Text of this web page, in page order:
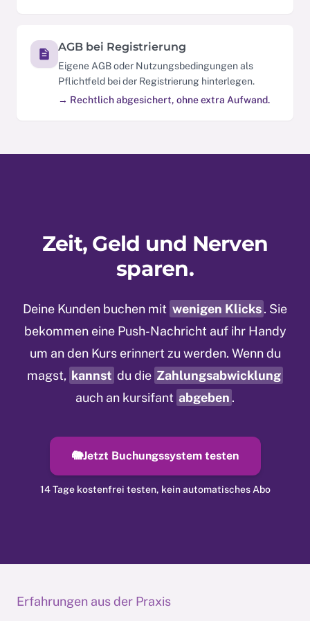
AGB bei Registrierung
Eigene AGB oder Nutzungsbedingungen als
Pflichtfeld bei der Registrierung hinterlegen.
→ Rechtlich abgesichert, ohne extra Aufwand.
Zeit, Geld und Nerven
sparen.
Deine Kunden buchen mit wenigen Klicks . Sie
bekommen eine Push-Nachricht auf ihr Handy
um an den Kurs erinnert zu werden. Wenn du
magst, kannst du die Zahlungsabwicklung
auch an kursifant abgeben .
🐘Jetzt Buchungssystem testen
14 Tage kostenfrei testen, kein automatisches Abo
Erfahrungen aus der Praxis